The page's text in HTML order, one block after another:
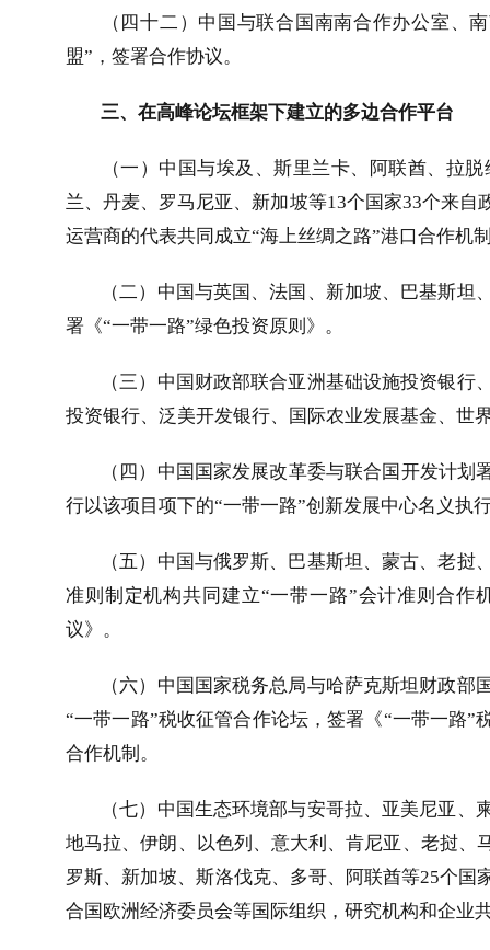
（四十二）中国与联合国南南合作办公室、
盟”，签署合作协议。
三、在高峰论坛框架下建立的多边合作平台
（一）中国与埃及、斯里兰卡、阿联酋、拉
兰、丹麦、罗马尼亚、新加坡等13个国家33个来自
运营商的代表共同成立“海上丝绸之路”港口合作机
（二）中国与英国、法国、新加坡、巴基斯
署《“一带一路”绿色投资原则》。
（三）中国财政部联合亚洲基础设施投资银
投资银行、泛美开发银行、国际农业发展基金、世
（四）中国国家发展改革委与联合国开发计
行以该项目项下的“一带一路”创新发展中心名义执
（五）中国与俄罗斯、巴基斯坦、蒙古、老
准则制定机构共同建立“一带一路”会计准则合作
议》。
（六）中国国家税务总局与哈萨克斯坦财政
“一带一路”税收征管合作论坛，签署《“一带一路
合作机制。
（七）中国生态环境部与安哥拉、亚美尼亚
地马拉、伊朗、以色列、意大利、肯尼亚、老挝
罗斯、新加坡、斯洛伐克、多哥、阿联酋等25个国
合国欧洲经济委员会等国际组织，研究机构和企业